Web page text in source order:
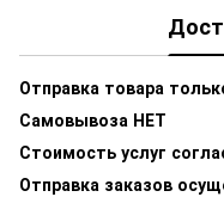
Отправка товара
Самовывоза НЕТ
Стоимость услуг
Отправка заказов